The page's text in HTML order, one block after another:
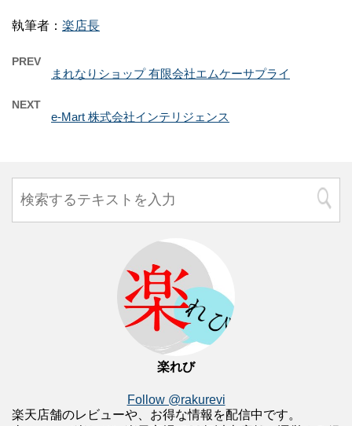
執筆者： 楽店長
PREV
まれなりショップ 有限会社エムケーサプライ
NEXT
e-Mart 株式会社インテリジェンス
楽れび
Follow @rakurevi
楽天店舗のレビューや、お得な情報を配信中です。